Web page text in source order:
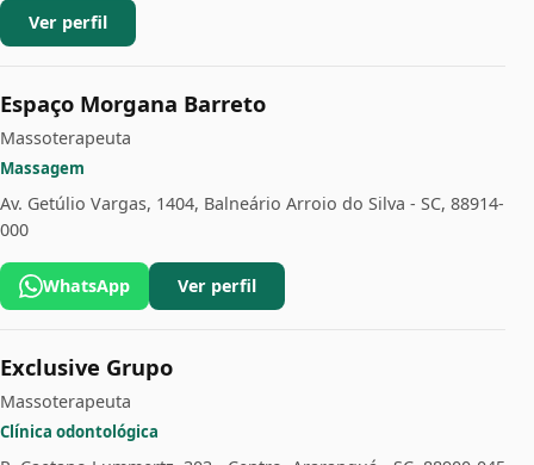
Ver perfil
Espaço Morgana Barreto
Massoterapeuta
Massagem
Av. Getúlio Vargas, 1404, Balneário Arroio do Silva - SC, 88914-
000
WhatsApp Ver perfil
Exclusive Grupo
Massoterapeuta
Clínica odontológica